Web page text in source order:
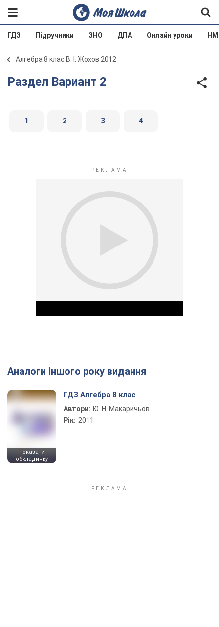
ГДЗ Підручники ЗНО ДПА Онлайн уроки
Алгебра 8 клас В. І. Жохов 2012
Раздел Вариант 2
1 2 3 4
Play Video
Аналоги іншого року видання
показати
обкладинку
ГДЗ Алгебра 8 клас
Автори: Ю. Н. Макаричьов
Рік: 2011